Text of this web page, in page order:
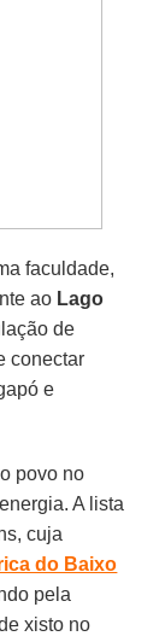
faculdade,
ao Lago
de
conectar
e
povo no
A lista
cuja
do Baixo
pela
xisto no